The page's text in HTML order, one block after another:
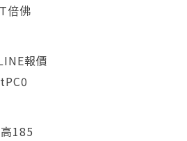
倍佛
報價
185